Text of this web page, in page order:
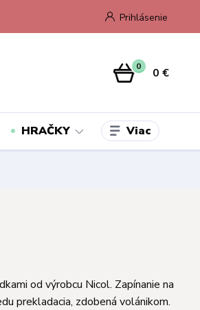
Prihlásenie
0 0 €
HRAČKY Viac
od výrobcu Nicol. Zapínanie na
prekladacia, zdobená volánikom.